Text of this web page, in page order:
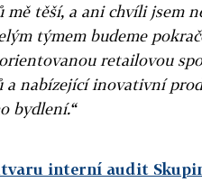
těší, a ani chvíli jsem
týmem budeme
retailovou
a nabízející inovativní
bydlení.“
interní audit